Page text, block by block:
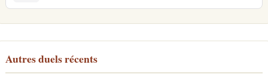
Autres duels récents